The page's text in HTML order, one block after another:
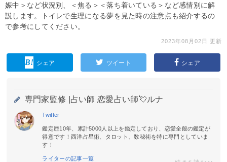
娠中＞など状況別、＜焦る＞＜落ち着いている＞など感情別に解
説します。トイレで生理になる夢を見た時の注意点も紹介するの
で参考にしてください。
2023年08月02日 更新
シェア ツイート シェア
専門家監修 | 占い師 恋愛占い師💘ルナ
Twitter
鑑定歴10年、累計5000人以上を鑑定しており、恋愛全般の鑑定が
得意です！西洋占星術、タロット、数秘術を特に専門としていま
す！
ライターの記事一覧